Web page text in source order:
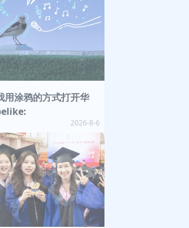
用涂鸦的方式打开华
2026-8-6